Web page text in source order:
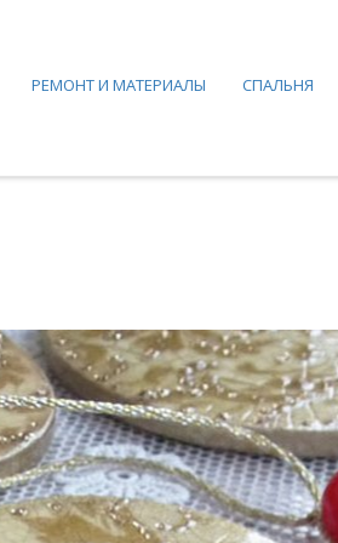
РЕМОНТ И МАТЕРИАЛЫ СПАЛЬНЯ